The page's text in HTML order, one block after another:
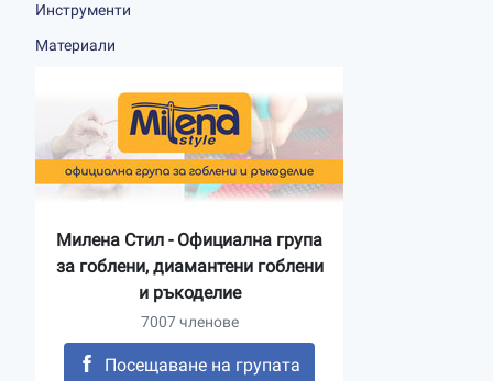
Инструменти
Материали
Милена Стил - Официална група
за гоблени, диамантени гоблени
и ръкоделие
7007 членове
Посещаване на групата